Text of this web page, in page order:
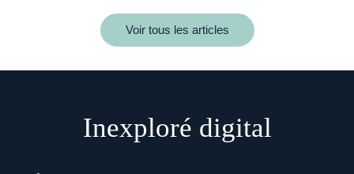
Voir tous les articles
Inexploré digital